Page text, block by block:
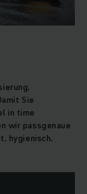
Sie
in time
wir passgenaue
hygienisch,